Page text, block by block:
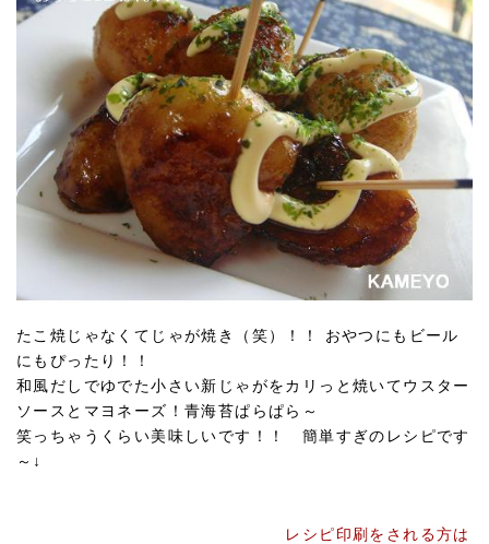
たこ焼じゃなくてじゃが焼き（笑）！！ おやつにもビール
にもぴったり！！
和風だしでゆでた小さい新じゃがをカリっと焼いてウスター
ソースとマヨネーズ！青海苔ぱらぱら～
笑っちゃうくらい美味しいです！！ 簡単すぎのレシピです
～↓
レシピ印刷をされる方は